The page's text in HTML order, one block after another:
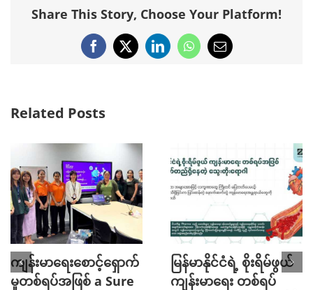
Share This Story, Choose Your Platform!
Facebook
X LinkedInWhatsApp
Email
Related Posts
ကျန်းမာရေးစောင့်ရှောက်
မှုတစ်ရပ်အဖြစ် a Sure
မြန်မာနိုင်ငံရဲ့ စိုးရိမ်ဖွယ်
ကျန်းမာရေး တစ်ရပ်